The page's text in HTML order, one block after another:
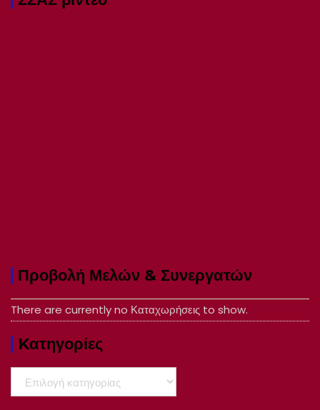
Προβολή Μελών & Συνεργατών
There are currently no Καταχωρήσεις to show.
Kατηγορίες